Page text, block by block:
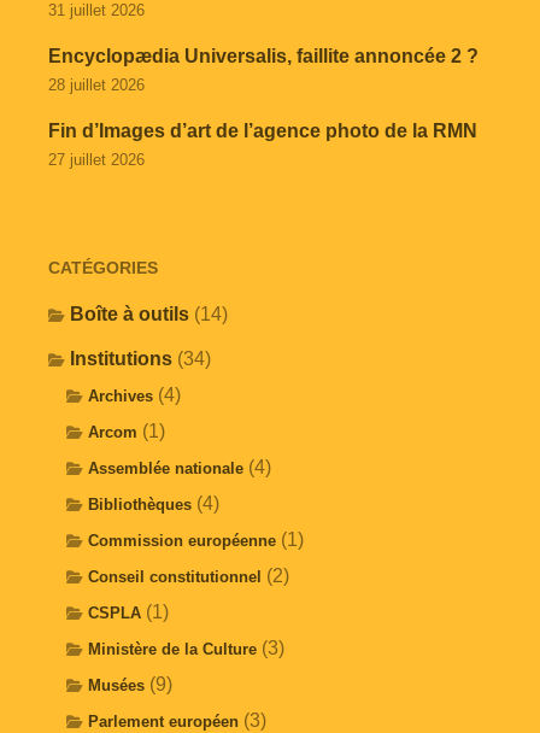
31 juillet 2026
Encyclopædia Universalis, faillite annoncée 2 ?
28 juillet 2026
Fin d’Images d’art de l’agence photo de la RMN
27 juillet 2026
CATÉGORIES
Boîte à outils (14)
Institutions (34)
Archives (4)
Arcom (1)
Assemblée nationale (4)
Bibliothèques (4)
Commission européenne (1)
Conseil constitutionnel (2)
CSPLA (1)
Ministère de la Culture (3)
Musées (9)
Parlement européen (3)